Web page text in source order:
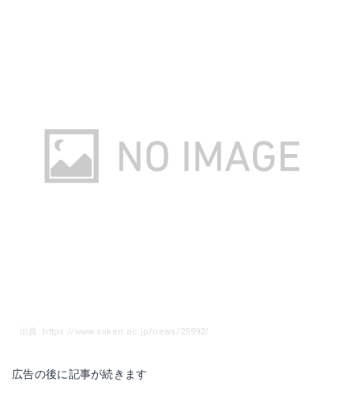
出典: https://www.soken.ac.jp/news/25992/
広告の後に記事が続きます